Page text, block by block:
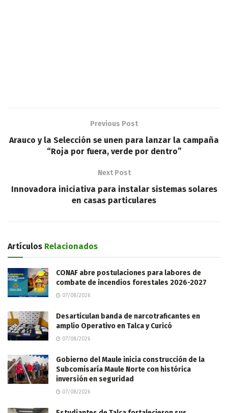
Previous Post
Arauco y la Selección se unen para lanzar la campaña
“Roja por fuera, verde por dentro”
Next Post
Innovadora iniciativa para instalar sistemas solares
en casas particulares
Artículos Relacionados
CONAF abre postulaciones para labores de
combate de incendios forestales 2026-2027
07/08/2026
Desarticulan banda de narcotraficantes en
amplio Operativo en Talca y Curicó
07/08/2026
Gobierno del Maule inicia construcción de la
Subcomisaría Maule Norte con histórica
inversión en seguridad
07/08/2026